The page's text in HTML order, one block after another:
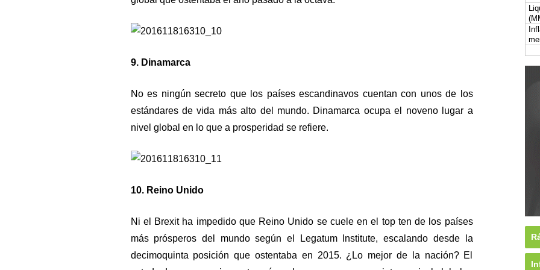
9. Dinamarca
No es ningún secreto que los países escandinavos cuentan con unos de los
estándares de vida más alto del mundo. Dinamarca ocupa el noveno lugar a
nivel global en lo que a prosperidad se refiere.
10. Reino Unido
Ni el Brexit ha impedido que Reino Unido se cuele en el top ten de los países
más prósperos del mundo según el Legatum Institute, escalando desde la
decimoquinta posición que ostentaba en 2015. ¿Lo mejor de la nación? El